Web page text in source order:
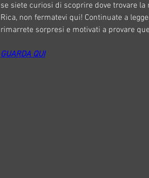
se siete curiosi di scoprire dove trovare
Rica, non fermatevi qui! Continuate a
rimarrete sorpresi e motivati a provare
GUARDA QUI